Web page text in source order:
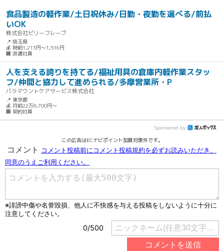
食品製造の軽作業/土日祝休み/日勤・夜勤を選べる/前払
いOK
株式会社ビリーフレーブ
📍 埼玉県
💰 時給1,213円～1,516円
🏢 派遣社員
人を支える誇りを持てる/福祉用具の倉庫内軽作業スタッ
フ/仲間と協力して進められる/多摩営業所・P
パラマウントケアサービス株式会社
📍 東京都
💰 月給22万8,700円～
🏢 契約社員
Sponsored by
この広告はECナビポイント加算対象外です。